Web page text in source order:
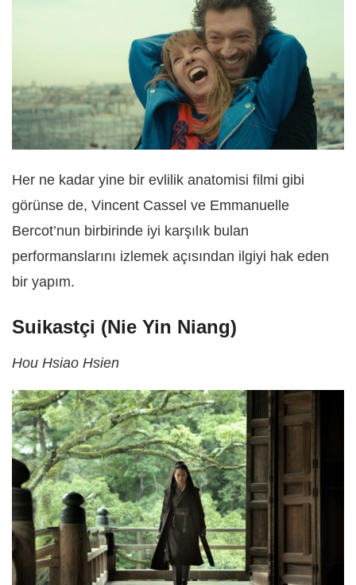
Her ne kadar yine bir evlilik anatomisi filmi gibi
görünse de, Vincent Cassel ve Emmanuelle
Bercot’nun birbirinde iyi karşılık bulan
performanslarını izlemek açısından ilgiyi hak eden
bir yapım.
Suikastçi (Nie Yin Niang)
Hou Hsiao Hsien